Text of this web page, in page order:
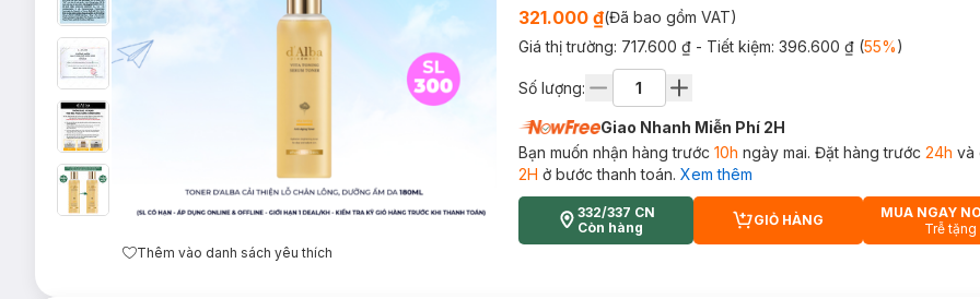
Thêm vào danh sách yêu thích
321.000 ₫(Đã bao gồm VAT)
Giá thị trường: 717.600 ₫ - Tiết kiệm: 396.600 ₫(55%)
Số lượng:
Giao Nhanh Miễn Phí 2H
Bạn muốn nhận hàng trước 10h ngày mai. Đặt hàng trước 24h và
2H ở bước thanh toán. Xem thêm
332/337 CN
Còn hàng
CART PLUS ICON
GIỎ HÀNG
MUA NGAY
Trễ tặng